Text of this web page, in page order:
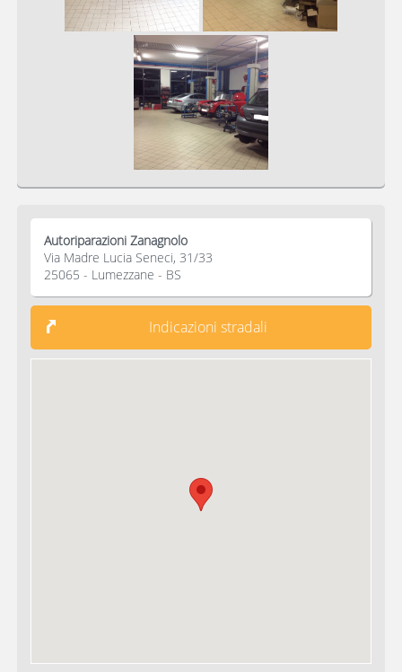
Autoriparazioni Zanagnolo
Via Madre Lucia Seneci, 31/33
25065 - Lumezzane - BS
Indicazioni stradali